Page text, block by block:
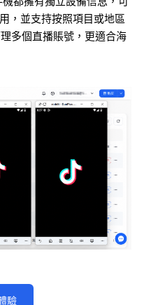
並支持按照項目或地區
多個直播賬號，更適合海
驗